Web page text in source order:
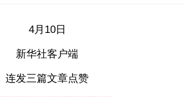
4月10日
新华社客户端
连发三篇文章点赞